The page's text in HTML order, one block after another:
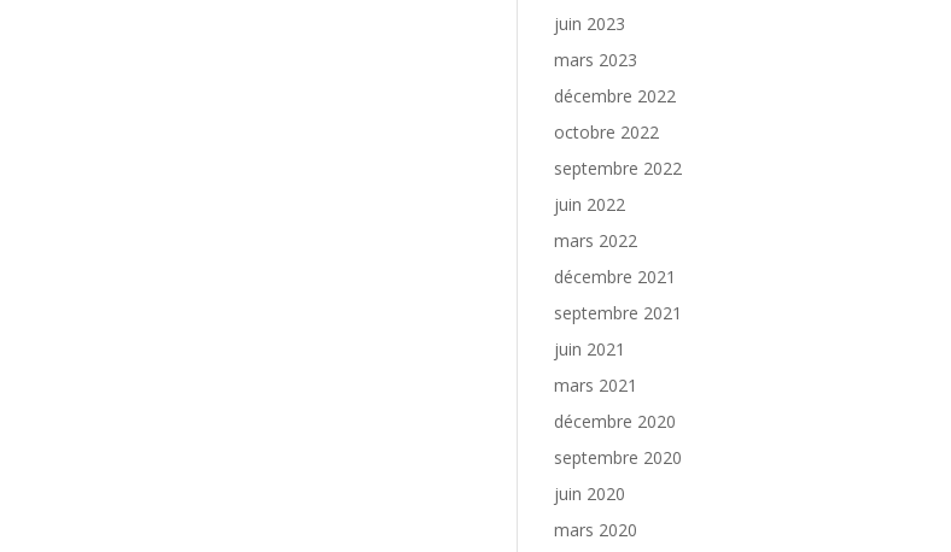
juin 2023
mars 2023
décembre 2022
octobre 2022
septembre 2022
juin 2022
mars 2022
décembre 2021
septembre 2021
juin 2021
mars 2021
décembre 2020
septembre 2020
juin 2020
mars 2020